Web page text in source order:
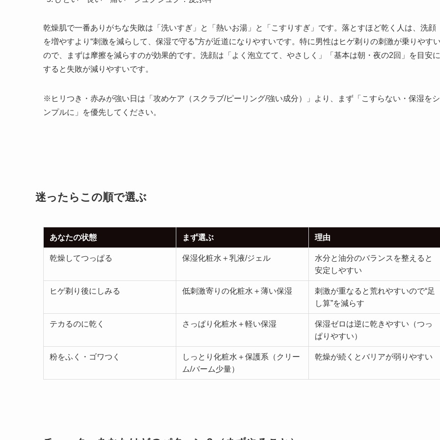
乾燥肌で一番ありがちな失敗は「洗いすぎ」と「熱いお湯」と「こすりすぎ」です。落とすほど乾く人は、洗顔
を増やすより“刺激を減らして、保湿で守る”方が近道になりやすいです。特に男性はヒゲ剃りの刺激が乗りやす
ので、まずは摩擦を減らすのが効果的です。洗顔は「よく泡立てて、やさしく」「基本は朝・夜の2回」を目安に
すると失敗が減りやすいです。
※ヒリつき・赤みが強い日は「攻めケア（スクラブ/ピーリング/強い成分）」より、まず「こすらない・保湿をシ
ンプルに」を優先してください。
迷ったらこの順で選ぶ
あなたの状態 まず選ぶ 理由
乾燥してつっぱる 保湿化粧水＋乳液/ジェル
水分と油分のバランスを整えると
安定しやすい
ヒゲ剃り後にしみる 低刺激寄りの化粧水＋薄い保湿
刺激が重なると荒れやすいので“足
し算”を減らす
テカるのに乾く さっぱり化粧水＋軽い保湿
保湿ゼロは逆に乾きやすい（つっ
ぱりやすい）
粉をふく・ゴワつく
しっとり化粧水＋保護系（クリー
ム/バーム少量）
乾燥が続くとバリアが弱りやすい